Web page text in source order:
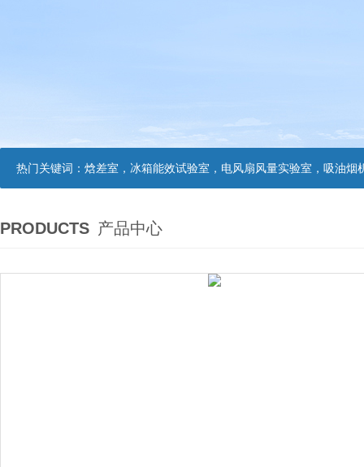
热门关键词： 焓差室，冰箱能效试验室，电风扇风量实验室，吸油烟机油脂分离度试验装置，吸油烟机空气性能试验装置，吸油烟机气味
PRODUCTS 产品中心